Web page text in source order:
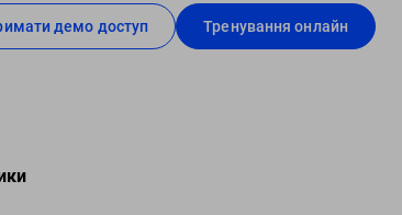
демо доступ Тренування онлайн